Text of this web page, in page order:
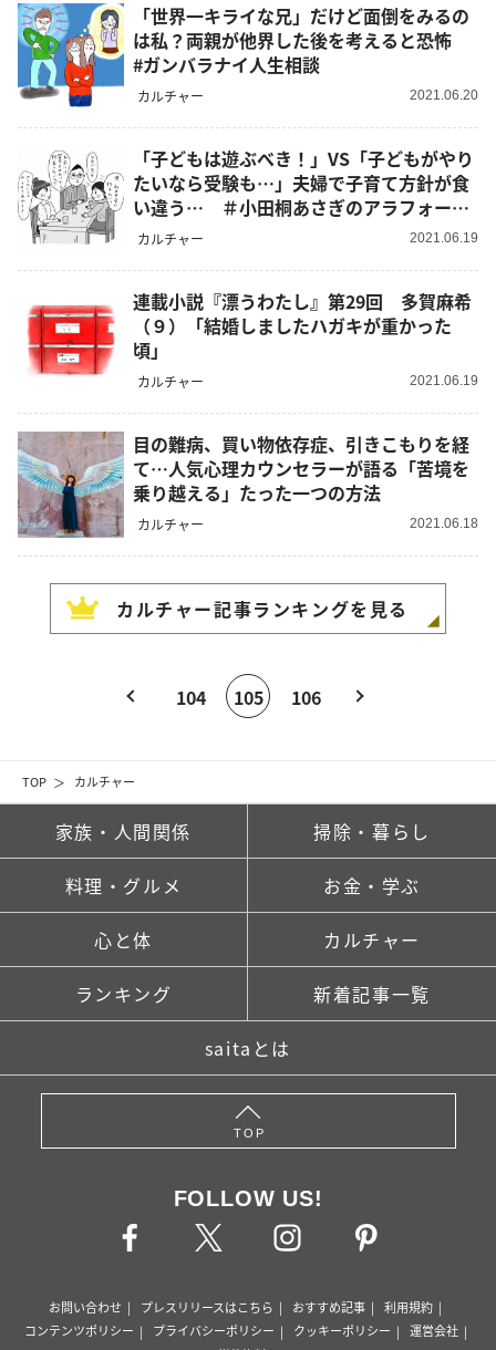
TOP カルチャー
「世界一キライな兄」だけど面倒をみるの
は私？両親が他界した後を考えると恐怖
#ガンバラナイ人生相談
カルチャー 2021.06.20
「子どもは遊ぶべき！」VS「子どもがやり
たいなら受験も…」夫婦で子育て方針が食
い違う… ＃小田桐あさぎのアラフォー人
生お悩み相談
カルチャー 2021.06.19
連載小説『漂うわたし』第29回 多賀麻希
（９）「結婚しましたハガキが重かった
頃」
カルチャー 2021.06.19
目の難病、買い物依存症、引きこもりを経
て…人気心理カウンセラーが語る「苦境を
乗り越える」たった一つの方法
カルチャー 2021.06.18
カルチャー記事ランキングを見る
104 105 106
家族・人間関係 掃除・暮らし
料理・グルメ お金・学ぶ
心と体 カルチャー
ランキング 新着記事一覧
saitaとは
TOP
FOLLOW US!
お問い合わせ プレスリリースはこちら おすすめ記事
利用規約
コンテンツポリシー
プライバシーポリシー クッキーポリシー
運営会社